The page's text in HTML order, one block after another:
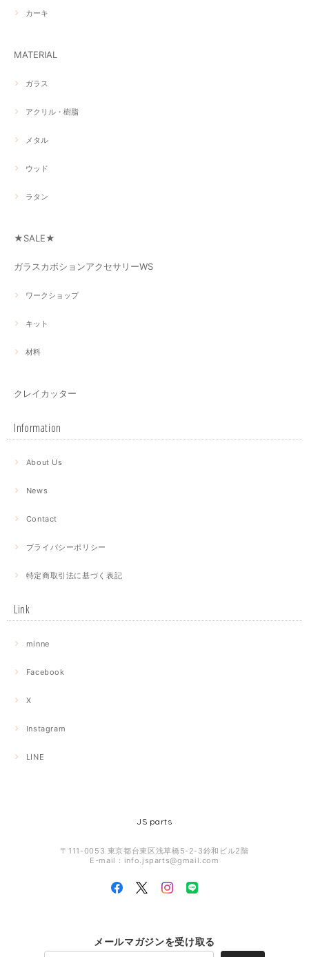
カーキ
MATERIAL
ガラス
アクリル・樹脂
メタル
ウッド
ラタン
★SALE★
ガラスカボションアクセサリーWS
ワークショップ
キット
材料
クレイカッター
Information
About Us
News
Contact
プライバシーポリシー
特定商取引法に基づく表記
Link
minne
Facebook
X
Instagram
LINE
JS parts
〒111-0053 東京都台東区浅草橋5-2-3鈴和ビル2階
E-mail： info.jsparts@gmail.com
メールマガジンを受け取る